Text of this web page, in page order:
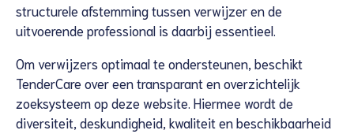
structurele afstemming tussen verwijzer en de
uitvoerende professional is daarbij essentieel.
Om verwijzers optimaal te ondersteunen, beschikt
TenderCare over een transparant en overzichtelijk
zoeksysteem op deze website. Hiermee wordt de
diversiteit, deskundigheid, kwaliteit en beschikbaarheid